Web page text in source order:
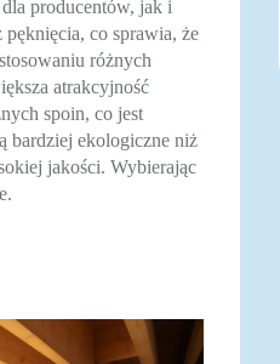
producentów, jak i
co sprawia, że
różnych
atrakcyjność
spoin, co jest
bardziej ekologiczne niż
jakości. Wybierając